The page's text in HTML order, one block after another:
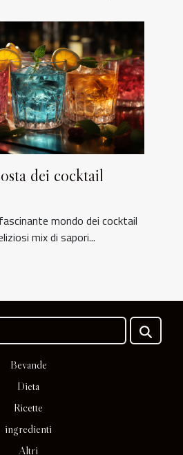
dei cocktail
mondo dei cocktail
mix di sapori...
Bevande
Dieta
Ricette
ingredienti
Altri